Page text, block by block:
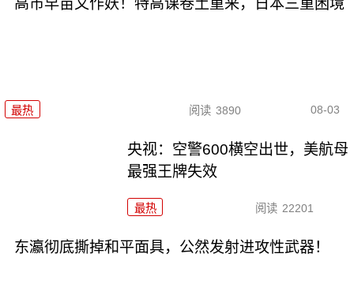
最热 阅读 3890 08-03
央视：空警600横空出世，美航母
最强王牌失效
最热 阅读 22201
东瀛彻底撕掉和平面具，公然发射进攻性武器！